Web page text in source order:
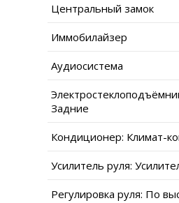
Центральный замок
Иммобилайзер
Аудиосистема
Задние
Кондиционер: Климат-
Усилитель руля:
Регулировка руля: По